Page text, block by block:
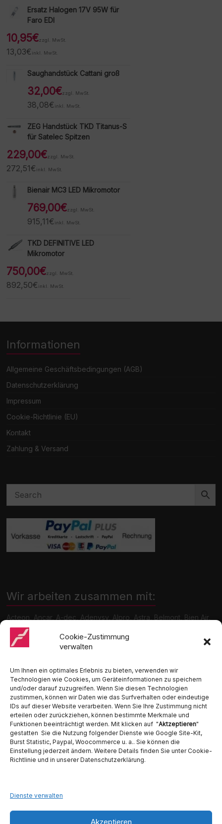
Cookie-Zustimmung
verwalten
Um Ihnen ein optimales Erlebnis zu bieten, verwenden wir
Technologien wie Cookies, um Geräteinformationen zu speichern
und/oder darauf zuzugreifen. Wenn Sie diesen Technologien
zustimmen, können wir Daten wie das Surfverhalten oder eindeutige
IDs auf dieser Website verarbeiten. Wenn Sie Ihre Zustimmung nicht
erteilen oder zurückziehen, können bestimmte Merkmale und
Funktionen beeinträchtigt werden. Mit klicken auf "Aktzeptieren"
gestatten Sie die Nutzung folgender Dienste wie Google Site-Kit,
Burst Statistic, Paypal, Woocommerce u. a.. Sie können die
Einstellung jederzeit ändern. Weitere Details finden Sie unter Cookie-
Richtlinie und in unserer Datenschutzerklärung.
Dienste verwalten
Akzeptieren
Ersatz Halogen 17V 95W für
Faro EDI
10,95€zzgl. MwSt.
13,03€ inkl. MwSt.
Saughandstück Cattani groß
32,00€zzgl. MwSt.
38,08€ inkl. MwSt.
ZEG Handstück TKD Titanus-S
für Satelec Spitzen
229,00€zzgl. MwSt.
272,51€ inkl. MwSt.
Bienair MC3 LED Mikromotor
769,00€zzgl. MwSt.
915,11€ inkl. MwSt.
TKD DEFINITIVE LED
Mikromotor
750,00€zzgl. MwSt.
892,50€ inkl. MwSt.
Informationen
Allgemeine Geschäftsbedingungen (AGB)
Datenschutzerklärung
Impressum
Cookie-Richtlinie (EU)
Kontakt
Zahlung & Versand
Wir arbeiten zusammen mit:
Acteon, Ancar, A-dec, Adenysy, Alpro, Astra, Belmont, Bien Air,
Cattani, Chirana, DCI, Dürr, ETI, Euronda, Faro, Gcomm, KaVo,
Medentex, Melag, Midmark, Metasys, MK-Dent, NSK, Ophardt
Hygiene, Ritter, Satelec, Scican, TKD, Velopex, u.v.m
Ambident GmbH
Dental Geräte Handel und Service
Neumannstraße 3B
Fax.: 030 54 83 72 85